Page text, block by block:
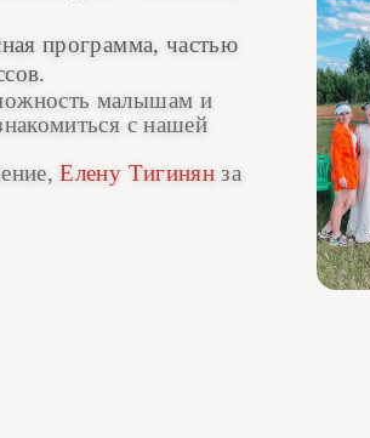
программа, частью
малышам и
с нашей
Елену Тигинян за